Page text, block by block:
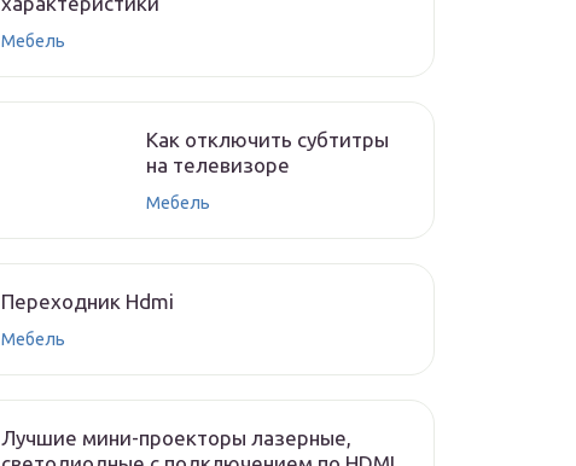
Мебель
Как отключить субтитры
на телевизоре
Мебель
Переходник Hdmi
Мебель
Лучшие мини-проекторы лазерные,